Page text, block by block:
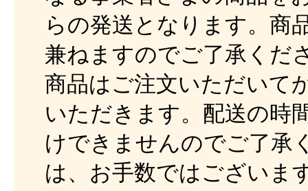
らの発送となります。商
兼ねますのでご了承くだ
商品はご注文いただいて
いただきます。配送の時
けできませんのでご了承
は、お手数ではございま